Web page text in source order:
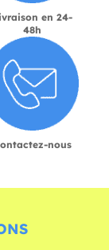
en 24-
48h
nous